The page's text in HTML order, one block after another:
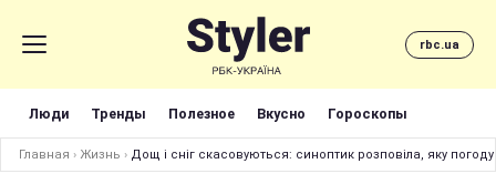
rbc.ua
Люди Тренды Полезное Вкусно Гороскопы
Главная › Жизнь › Дощ і сніг скасовуються: синоптик розповіла, яку